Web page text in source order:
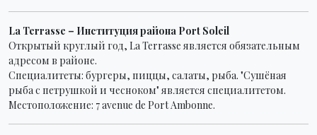
La Terrasse – Институция района Port Soleil
Открытый круглый год, La Terrasse является обязательным
адресом в районе.
Специалитеты: бургеры, пиццы, салаты, рыба. "Сушёная
рыба с петрушкой и чесноком" является специалитетом.
Местоположение: 7 avenue de Port Ambonne.